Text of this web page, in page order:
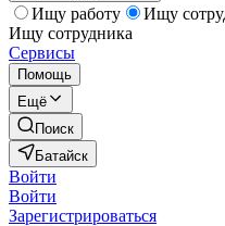
Ищу работу
Ищу
Ищу сотрудника
Сервисы
Помощь
Ещё
Поиск
Батайск
Войти
Войти
Зарегистрироваться